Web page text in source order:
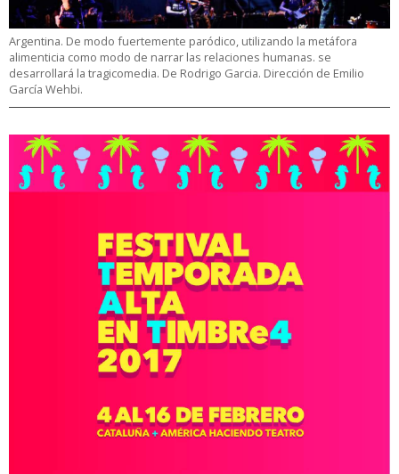
Argentina. De modo fuertemente paródico, utilizando la metáfora
alimenticia como modo de narrar las relaciones humanas. se
desarrollará la tragicomedia. De Rodrigo Garcia. Dirección de Emilio
García Wehbi.